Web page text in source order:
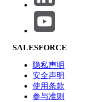
功能影响
SALESFORCE
隐私声明
安全声明
使用条款
参与准则